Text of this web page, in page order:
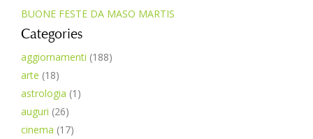
BUONE FESTE DA MASO MARTIS
Categories
aggiornamenti (188)
arte (18)
astrologia (1)
auguri (26)
cinema (17)